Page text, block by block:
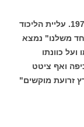
התמורה הגדולה חלה לכאורה עם המהפך ב-1977. עליית הליכוד
משלנו" נמצא
כוונתו
ואף ציטט
זרועת מוקשים"